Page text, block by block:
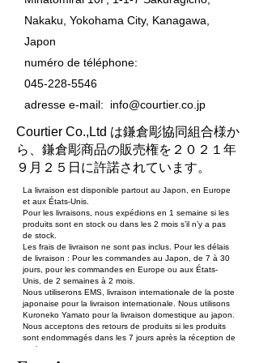
Nakaku, Yokohama City, Kanagawa,
Japon
numéro de téléphone:
045-228-5546
adresse e-mail: info@courtier.co.jp
Courtier Co.,Ltd は鎌倉彫協同組合様か
ら、鎌倉彫商品の販売権を２０２１年
９月２５日に許諾されています。
La livraison est disponible partout au Japon, en Europe
et aux États-Unis.
Pour les livraisons, nous expédions en 1 semaine si les
produits sont en stock ou dans les 2 mois s’il n’y a pas
de stock.
Les frais de livraison ne sont pas inclus. Pour les délais
de livraison : Pour les commandes au Japon, de 7 à 30
jours, pour les commandes en Europe ou aux États-
Unis, de 2 semaines à 2 mois.
Nous utiliserons EMS, livraison internationale de la poste
japonaise pour la livraison internationale. Nous utilisons
Kuroneko Yamato pour la livraison domestique au japon.
Nous acceptons des retours de produits si les produits
sont endommagés dans les 7 jours après la réception de
ceci.
Pour les commandes en Europe ou aux États-Unis,